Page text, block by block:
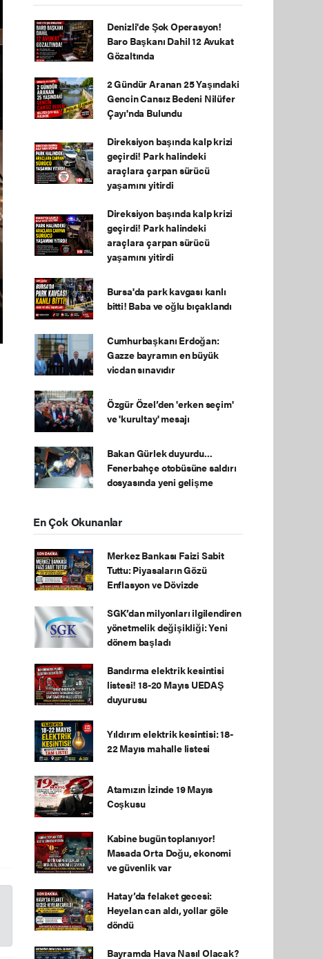
Denizli'de Şok Operasyon!
Baro Başkanı Dahil 12 Avukat
Gözaltında
2 Gündür Aranan 25 Yaşındaki
Gencin Cansız Bedeni Nilüfer
Çayı'nda Bulundu
Direksiyon başında kalp krizi
geçirdi! Park halindeki
araçlara çarpan sürücü
yaşamını yitirdi
Direksiyon başında kalp krizi
geçirdi! Park halindeki
araçlara çarpan sürücü
yaşamını yitirdi
Bursa'da park kavgası kanlı
bitti! Baba ve oğlu bıçaklandı
Cumhurbaşkanı Erdoğan:
Gazze bayramın en büyük
vicdan sınavıdır
Özgür Özel’den 'erken seçim'
ve 'kurultay' mesajı
Bakan Gürlek duyurdu...
Fenerbahçe otobüsüne saldırı
dosyasında yeni gelişme
En Çok Okunanlar
Merkez Bankası Faizi Sabit
Tuttu: Piyasaların Gözü
Enflasyon ve Dövizde
SGK’dan milyonları ilgilendiren
yönetmelik değişikliği: Yeni
dönem başladı
Bandırma elektrik kesintisi
listesi! 18-20 Mayıs UEDAŞ
duyurusu
Yıldırım elektrik kesintisi: 18-
22 Mayıs mahalle listesi
Atamızın İzinde 19 Mayıs
Coşkusu
Kabine bugün toplanıyor!
Masada Orta Doğu, ekonomi
ve güvenlik var
Hatay’da felaket gecesi:
Heyelan can aldı, yollar göle
döndü
Bayramda Hava Nasıl Olacak?